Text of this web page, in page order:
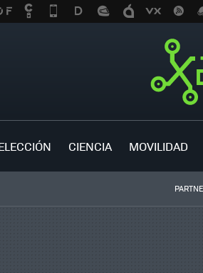
CIENCIA MOVILIDAD